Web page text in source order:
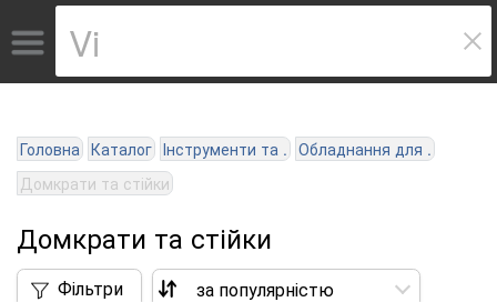
Головна Каталог Інструменти та . Обладнання для .
Домкрати та стійки
Домкрати та стійки
Фільтри